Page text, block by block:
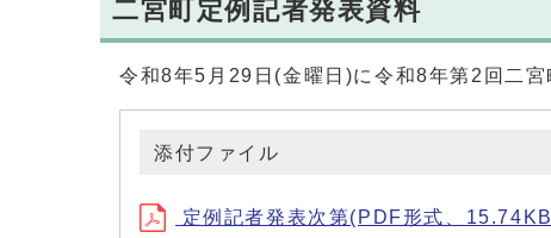
二宮町定例記者発表資料
令和8年5月29日(金曜日)に令和8年第2回二
添付ファイル
定例記者発表次第(PDF形式、